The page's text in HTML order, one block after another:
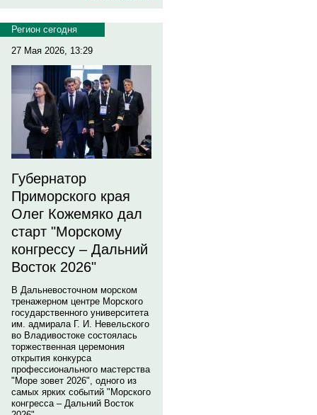
Регион сегодня
27 Мая 2026, 13:29
Губернатор
Приморского края
Олег Кожемяко дал
старт "Морскому
конгрессу – Дальний
Восток 2026"
В Дальневосточном морском
тренажерном центре Морского
государственного университета
им. адмирала Г. И. Невельского
во Владивостоке состоялась
торжественная церемония
открытия конкурса
профессионального мастерства
"Море зовет 2026", одного из
самых ярких событий "Морского
конгресса – Дальний Восток